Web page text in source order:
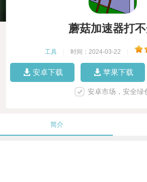
蘑菇加速器打
工具 时间：2024-03-22
安卓下载 苹果下载
安卓市场，安全绿
简介